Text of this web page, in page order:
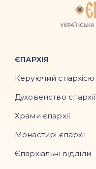
ЄПАРХІЯ
Керуючий єпархією
Духовенство єпархії
Храми єпархії
Монастирі єпархії
Єпархіальні відділи